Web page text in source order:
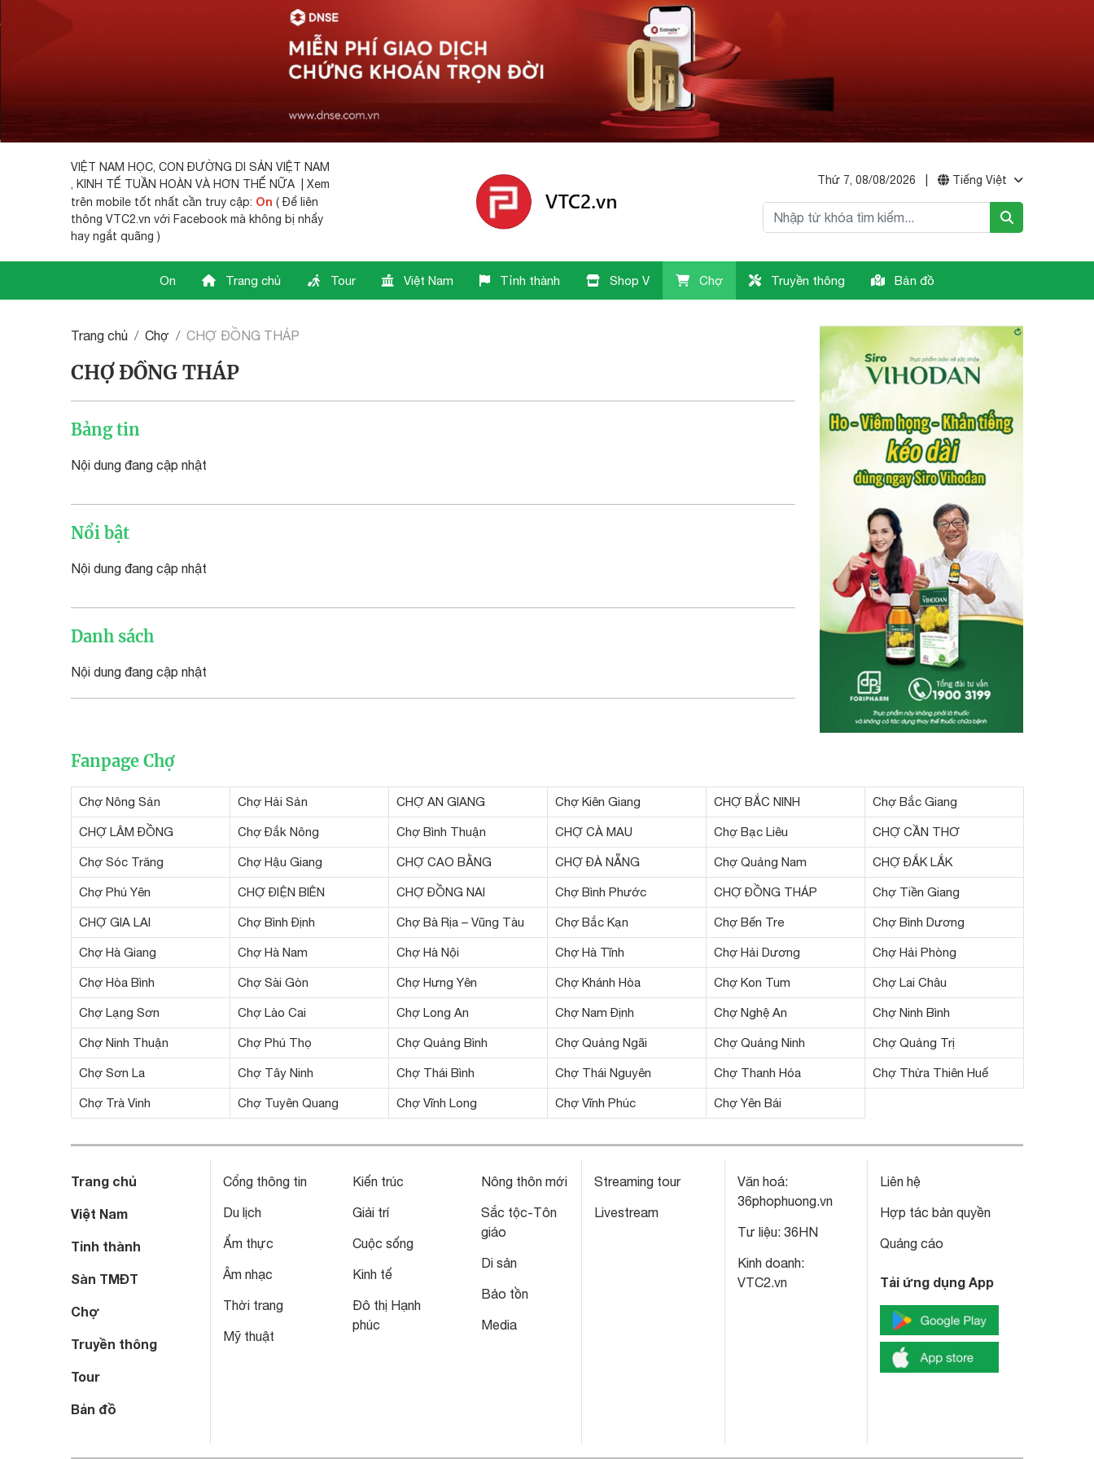
VIỆT NAM HỌC, CON ĐƯỜNG DI SẢN VIỆT NAM
, KINH TẾ TUẦN HOÀN VÀ HƠN THẾ NỮA | Xem
trên mobile tốt nhất cần truy cập: On ( Để liên
thông VTC2.vn với Facebook mà không bị nhẩy
hay ngắt quãng )
Thứ 7, 08/08/2026 Tiếng Việt
On Trang chủ Tour Việt Nam Tỉnh thành Shop V Chợ Truyền thông Bản đồ
Trang chủ Chợ CHỢ ĐỒNG THÁP
CHỢ ĐỒNG THÁP
Bảng tin
Nội dung đang cập nhật
Nổi bật
Nội dung đang cập nhật
Danh sách
Nội dung đang cập nhật
Fanpage Chợ
Chợ Nông Sản Chợ Hải Sản CHỢ AN GIANG Chợ Kiên Giang CHỢ BẮC NINH Chợ Bắc Giang
CHỢ LÂM ĐỒNG Chợ Đắk Nông Chợ Bình Thuận CHỢ CÀ MAU Chợ Bạc Liêu CHỢ CẦN THƠ
Chợ Sóc Trăng Chợ Hậu Giang CHỢ CAO BẰNG CHỢ ĐÀ NẴNG Chợ Quảng Nam CHỢ ĐẮK LẮK
Chợ Phú Yên CHỢ ĐIỆN BIÊN CHỢ ĐỒNG NAI Chợ Bình Phước CHỢ ĐỒNG THÁP Chợ Tiền Giang
CHỢ GIA LAI Chợ Bình Định Chợ Bà Rịa – Vũng Tàu Chợ Bắc Kạn Chợ Bến Tre Chợ Bình Dương
Chợ Hà Giang Chợ Hà Nam Chợ Hà Nội Chợ Hà Tĩnh Chợ Hải Dương Chợ Hải Phòng
Chợ Hòa Bình Chợ Sài Gòn Chợ Hưng Yên Chợ Khánh Hòa Chợ Kon Tum Chợ Lai Châu
Chợ Lạng Sơn Chợ Lào Cai Chợ Long An Chợ Nam Định Chợ Nghệ An Chợ Ninh Bình
Chợ Ninh Thuận Chợ Phú Thọ Chợ Quảng Bình Chợ Quảng Ngãi Chợ Quảng Ninh Chợ Quảng Trị
Chợ Sơn La Chợ Tây Ninh Chợ Thái Bình Chợ Thái Nguyên Chợ Thanh Hóa Chợ Thừa Thiên Huế
Chợ Trà Vinh Chợ Tuyên Quang Chợ Vĩnh Long Chợ Vĩnh Phúc Chợ Yên Bái
Trang chủ
Việt Nam
Tỉnh thành
Sàn TMĐT
Chợ
Truyền thông
Tour
Bản đồ
Cổng thông tin
Du lịch
Ẩm thực
Âm nhạc
Thời trang
Mỹ thuật
Kiến trúc
Giải trí
Cuộc sống
Kinh tế
Đô thị Hạnh
phúc
Nông thôn mới
Sắc tộc-Tôn
giáo
Di sản
Bảo tồn
Media
Streaming tour
Livestream
Văn hoá:
36phophuong.vn
Tư liệu: 36HN
Kinh doanh:
VTC2.vn
Liên hệ
Hợp tác bản quyền
Quảng cáo
Tải ứng dụng App